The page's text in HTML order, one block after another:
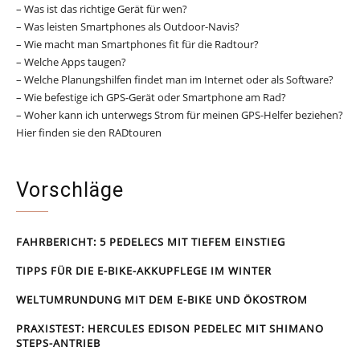
– Was ist das richtige Gerät für wen?
– Was leisten Smartphones als Outdoor-Navis?
– Wie macht man Smartphones fit für die Radtour?
– Welche Apps taugen?
– Welche Planungshilfen findet man im Internet oder als Software?
– Wie befestige ich GPS-Gerät oder Smartphone am Rad?
– Woher kann ich unterwegs Strom für meinen GPS-Helfer beziehen?
Hier finden sie den RADtouren
Vorschläge
FAHRBERICHT: 5 PEDELECS MIT TIEFEM EINSTIEG
TIPPS FÜR DIE E-BIKE-AKKUPFLEGE IM WINTER
WELTUMRUNDUNG MIT DEM E-BIKE UND ÖKOSTROM
PRAXISTEST: HERCULES EDISON PEDELEC MIT SHIMANO
STEPS-ANTRIEB